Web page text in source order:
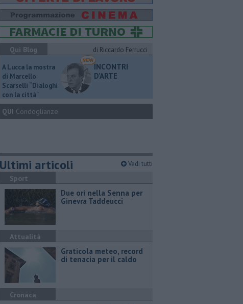
Qui Blog
di Riccardo Ferrucci
A Lucca la mostra
di Marcello
Scarselli “Dialoghi
con la città"
INCONTRI
D'ARTE
QUI Condoglianze
Ultimi articoli Vedi tutti
Sport
Due ori nella Senna per
Ginevra Taddeucci
Attualità
Graticola meteo, record
di tenacia per il caldo
Cronaca